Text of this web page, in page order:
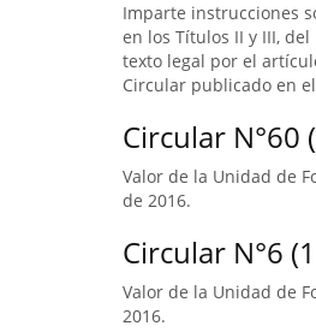
Imparte instrucciones
en los Títulos II y III,
texto legal por el
Circular publicado en
Circular N°60
Valor de la Unidad de
de 2016.
Circular N°6
Valor de la Unidad de
2016.